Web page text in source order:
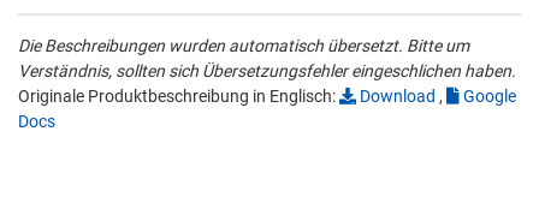
Die Beschreibungen wurden automatisch übersetzt. Bitte um
Verständnis, sollten sich Übersetzungsfehler eingeschlichen haben.
Originale Produktbeschreibung in Englisch:
Download ,
Google
Docs